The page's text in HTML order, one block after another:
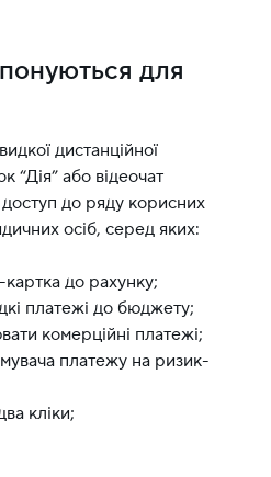
для
дистанційної
“Дія” або відеочат
до ряду корисних
осіб, серед яких:
до рахунку;
платежі до бюджету;
комерційні платежі;
платежу на ризик-
кліки;